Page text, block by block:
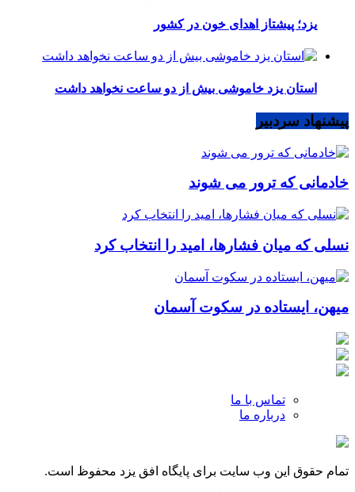
یزد؛ پیشتاز اهدای خون در کشور
استان یزد خاموشی بیش از دو ساعت نخواهد داشت
پیشنهاد سردبیر
خادمانی که ترور می شوند
نسلی که میان فشارها، امید را انتخاب کرد
میهن، ایستاده در سکوت آسمان
تماس با ما
درباره ما
تمام حقوق این وب سایت برای پایگاه افق یزد محفوظ است.